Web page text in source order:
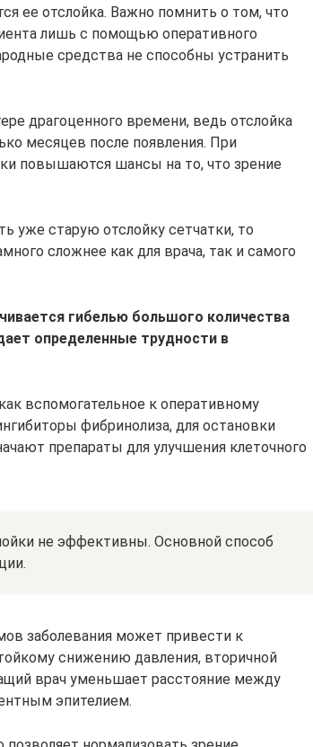
ее отслойка. Важно помнить о том, что
лишь с помощью оперативного
средства не способны устранить
драгоценного времени, ведь отслойка
месяцев после появления. При
повышаются шансы на то, что зрение
уже старую отслойку сетчатки, то
сложнее как для врача, так и самого
гибелью большого количества
определенные трудности в
вспомогательное к оперативному
фибринолиза, для остановки
препараты для улучшения клеточного
не эффективны. Основной способ
заболевания может привести к
снижению давления, вторичной
врач уменьшает расстояние между
эпителием.